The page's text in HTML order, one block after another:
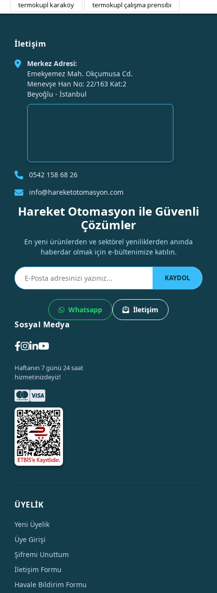
termokupl karaköy
termokupl çalışma prensibi
İletişim
Merkez Adresi:
Emekyemez Mah. Okçumusa Cd.
Menevşe Han No: 22/163 Kat:2
Beyoğlu - İstanbul
0542 158 68 26
info@hareketotomasyon.com
Hareket Otomasyon ile Güvenli
Çözümler
En yeni ürünlerden ve sektörel yeniliklerden anında
haberdar olmak için e-bültenimize katılın.
KAYDOL
Whatsapp İletişim
Sosyal Medya
Haftanın 7 günü 24 saat
hizmetinizdeyiz!
ÜYELİK
Yeni Üyelik
Üye Girişi
Şifremi Unuttum
İletişim Formu
Havale Bildirim Formu